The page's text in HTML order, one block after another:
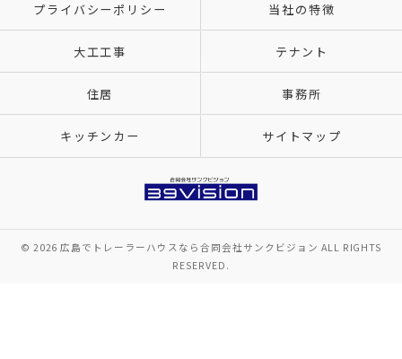
プライバシーポリシー 当社の特徴
大工工事 テナント
住居 事務所
キッチンカー サイトマップ
© 2026 広島でトレーラーハウスなら合同会社サンクビジョン ALL RIGHTS
RESERVED.